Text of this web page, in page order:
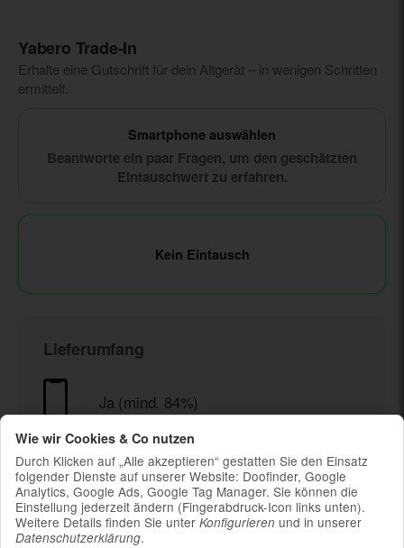
Yabero Trade‑In
Erhalte eine Gutschrift für dein Altgerät – in wenigen Schritten
ermittelt.
Smartphone auswählen
Beantworte ein paar Fragen, um den geschätzten
Eintauschwert zu erfahren.
Kein Eintausch
Lieferumfang
Ja (mind. 84%)
Ladekabel (ohne Ladestecker)
Um die Nachhaltigkeit zu unterstützen und
weil die meisten neueren Smartphones
kabelloses Laden ermöglichen, ist kein
Ladestecker im Lieferumfang enthalten
Wie wir Cookies & Co nutzen
Durch Klicken auf „Alle akzeptieren“ gestatten Sie den Einsatz
folgender Dienste auf unserer Website: Doofinder, Google
Analytics, Google Ads, Google Tag Manager. Sie können die
Einstellung jederzeit ändern (Fingerabdruck-Icon links unten).
Weitere Details finden Sie unter Konfigurieren und in unserer
Datenschutzerklärung.